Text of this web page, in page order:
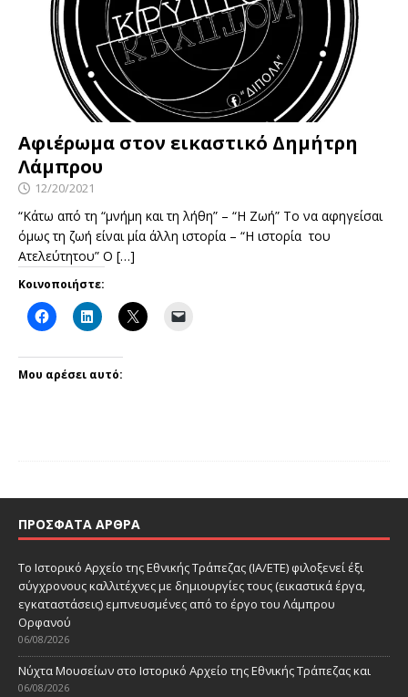
Αφιέρωμα στον εικαστικό Δημήτρη
Λάμπρου
12/20/2021
“Κάτω από τη “μνήμη και τη λήθη” – “Η Ζωή” Το να αφηγείσαι
όμως τη ζωή είναι μία άλλη ιστορία – “Η ιστορία του
Ατελεύτητου” Ο […]
Κοινοποιήστε:
Μου αρέσει αυτό:
ΠΡΌΣΦΑΤΑ ΆΡΘΡΑ
Το Ιστορικό Αρχείο της Εθνικής Τράπεζας (ΙΑ/ΕΤΕ) φιλοξενεί έξι
σύγχρονους καλλιτέχνες με δημιουργίες τους (εικαστικά έργα,
εγκαταστάσεις) εμπνευσμένες από το έργο του Λάμπρου
Ορφανού
06/08/2026
Νύχτα Μουσείων στο Ιστορικό Αρχείο της Εθνικής Τράπεζας και
06/08/2026